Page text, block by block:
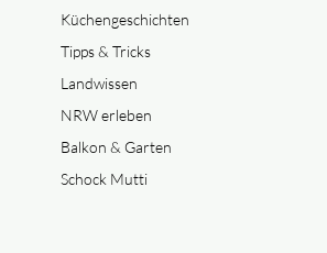
Küchengeschichten
Tipps & Tricks
Landwissen
NRW erleben
Balkon & Garten
Schock Mutti